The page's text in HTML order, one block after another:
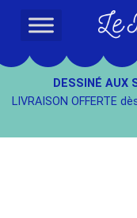
DESSINÉ AUX
LIVRAISON OFFERTE